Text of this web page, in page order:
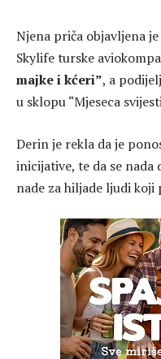
Njena priča objavljena
Skylife turske
majke i kćeri”, a
u sklopu “Mjeseca
Derin je rekla da je
inicijative, te da se
nade za hiljade ljudi